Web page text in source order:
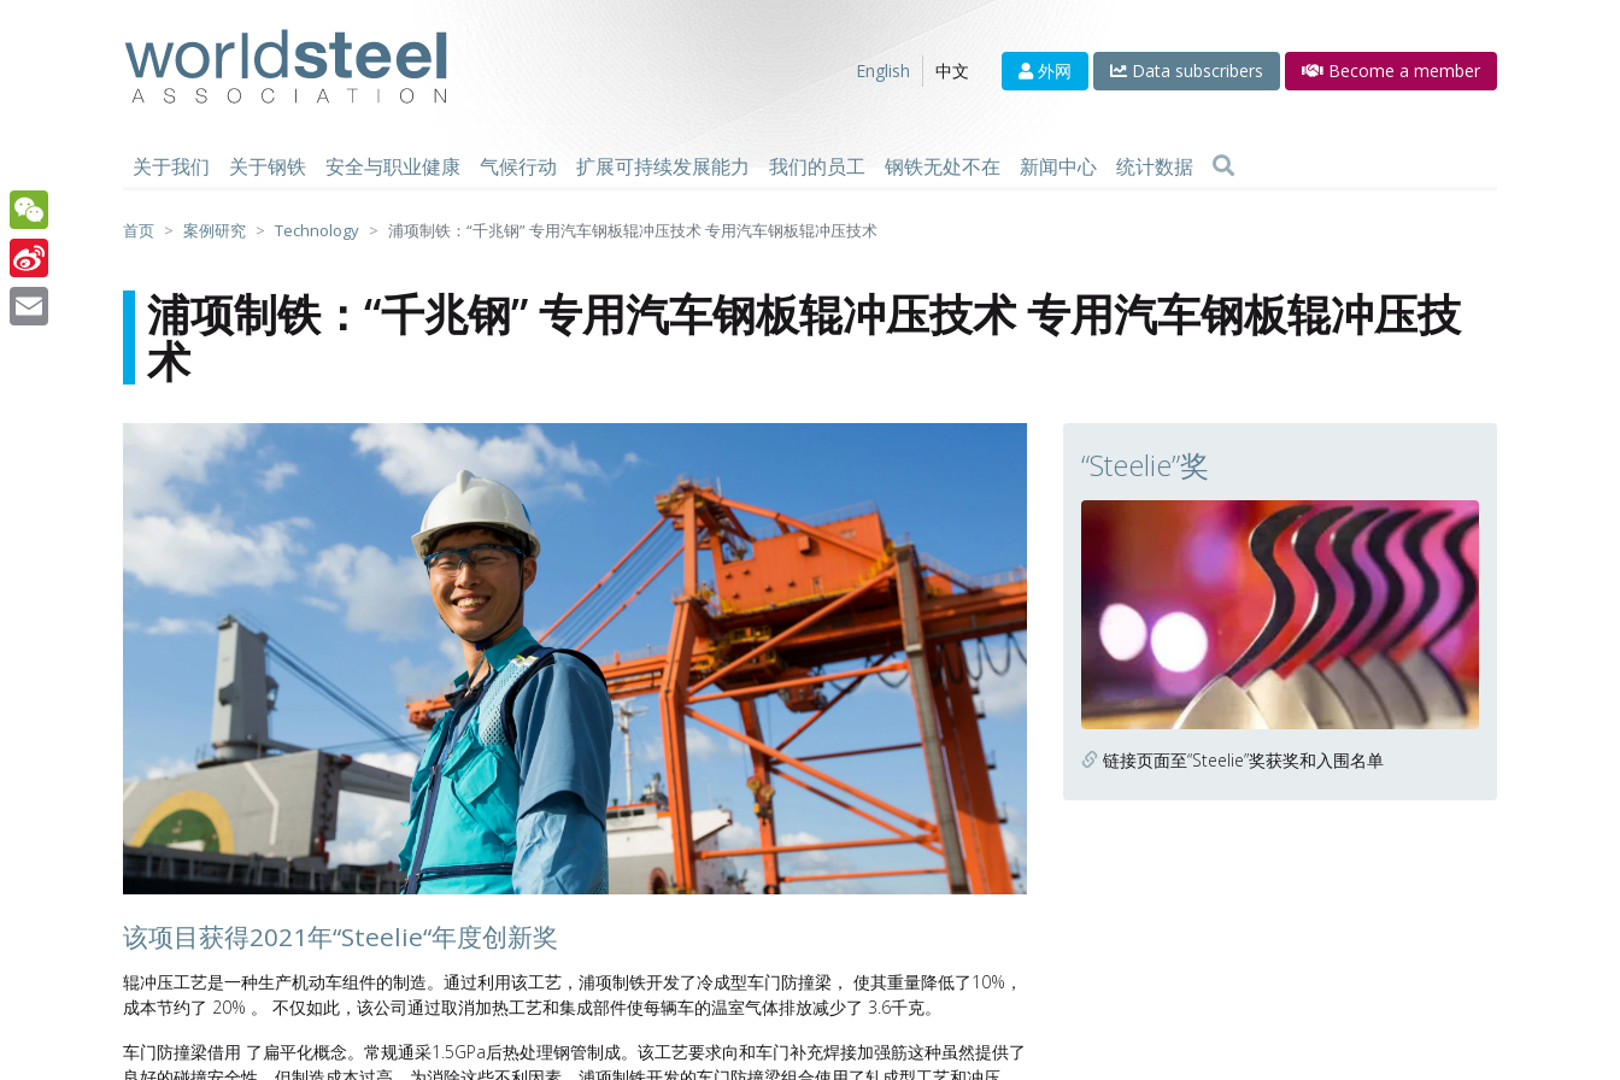
English
中文 外网 Data subscribers Become a member
关于我们 关于钢铁 安全与职业健康 气候行动 扩展可持续发展能力 我们的员工 钢铁无处不在 新闻中心 统计数据
首页 案例研究 Technology 浦项制铁：“千兆钢” 专用汽车钢板辊冲压技术 专用汽车钢板辊冲压技术
浦项制铁：“千兆钢” 专用汽车钢板辊冲压技术 专用汽车钢板辊冲压技
术
该项目获得2021年“Steelie“年度创新奖
辊冲压工艺是一种生产机动车组件的制造。通过利用该工艺，浦项制铁开发了冷成型车门防撞梁， 使其重量降低了10%，
成本节约了 20% 。 不仅如此，该公司通过取消加热工艺和集成部件使每辆车的温室气体排放减少了 3.6千克。
车门防撞梁借用 了扁平化概念。常规通采1.5GPa后热处理钢管制成。该工艺要求向和车门补充焊接加强筋这种虽然提供了
“Steelie”奖
链接页面至“Steelie”奖获奖和入围名单
WeChat
Sina